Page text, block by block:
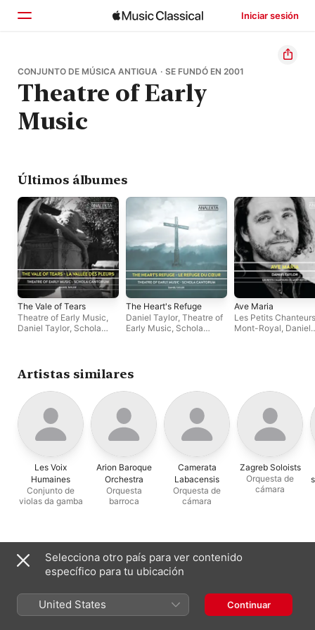
Iniciar sesión
Inicio
Explorar
Buscar
CONJUNTO DE MÚSICA ANTIGUA · SE FUNDÓ EN 2001
Theatre of Early
Music
Últimos álbumes
The Vale of Tears
Theatre of Early Music,
Daniel Taylor, Schola
The Heart's Refuge
Daniel Taylor, Theatre of
Early Music, Schola
Ave Maria
Les Petits
Mont-Royal, Daniel
Artistas similares
Les Voix
Humaines
Conjunto de
violas da gamba
Arion Baroque
Orchestra
Orquesta
barroca
Camerata
Labacensis
Orquesta de
cámara
Zagreb Soloists
Orquesta de
cámara
Selecciona otro país para ver contenido
específico para tu ubicación
United States Continuar